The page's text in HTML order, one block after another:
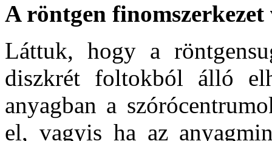
A röntgen
Láttuk, hogy a
diszkrét foltokból álló
anyagban a
el, vagyis ha az